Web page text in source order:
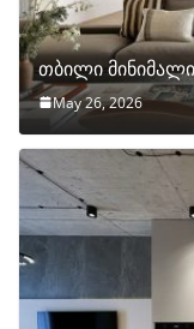
თბილი
May 26, 2026